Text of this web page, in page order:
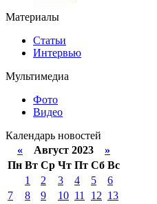
Материалы
Статьи
Интервью
Мультимедиа
Фото
Видео
Календарь новостей
« Август 2023 »
Пн Вт Ср Чт Пт Сб Вс
1
2 3 4 5
6
7
8 9 10 11 12 13